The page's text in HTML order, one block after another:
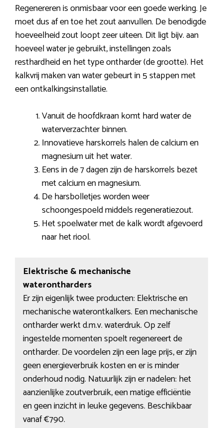
Regenereren is onmisbaar voor een goede werking. Je
moet dus af en toe het zout aanvullen. De benodigde
hoeveelheid zout loopt zeer uiteen. Dit ligt bijv. aan
hoeveel water je gebruikt, instellingen zoals
resthardheid en het type ontharder (de grootte). Het
kalkvrij maken van water gebeurt in 5 stappen met
een ontkalkingsinstallatie.
Vanuit de hoofdkraan komt hard water de
waterverzachter binnen.
Innovatieve harskorrels halen de calcium en
magnesium uit het water.
Eens in de 7 dagen zijn de harskorrels bezet
met calcium en magnesium.
De harsbolletjes worden weer
schoongespoeld middels regeneratiezout.
Het spoelwater met de kalk wordt afgevoerd
naar het riool.
Elektrische & mechanische
waterontharders
Er zijn eigenlijk twee producten: Elektrische en
mechanische waterontkalkers. Een mechanische
ontharder werkt d.m.v. waterdruk. Op zelf
ingestelde momenten spoelt regenereert de
ontharder. De voordelen zijn een lage prijs, er zijn
geen energieverbruik kosten en er is minder
onderhoud nodig. Natuurlijk zijn er nadelen: het
aanzienlijke zoutverbruik, een matige efficiëntie
en geen inzicht in leuke gegevens. Beschikbaar
vanaf €790.